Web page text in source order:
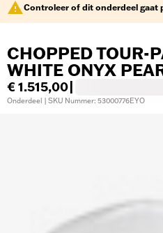
Controleer of dit onderdeel gaat
CHOPPED TOUR-
WHITE ONYX
€ 1.515,00
Onderdeel | SKU Nummer: 53000776EYO